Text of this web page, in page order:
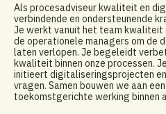
Als procesadviseur kwaliteit en
verbindende en ondersteunende
Je werkt vanuit het team kwaliteit
de operationele managers om de
laten verlopen. Je begeleidt
kwaliteit binnen onze processen.
initieert digitaliseringsprojecten
vragen. Samen bouwen we aan
toekomstgerichte werking binnen